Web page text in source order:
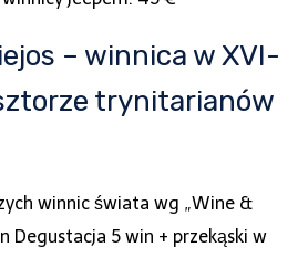
– winnica w XVI-
trynitarianów
winnic świata wg „Wine &
Degustacja 5 win + przekąski w